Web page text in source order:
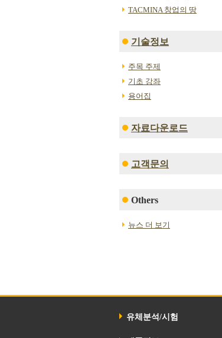
TACMINA 창업의 땅
기술정보
주목 주제
기초 강좌
용어집
자료다운로드
고객문의
Others
뉴스 더 보기
유체분석/시험